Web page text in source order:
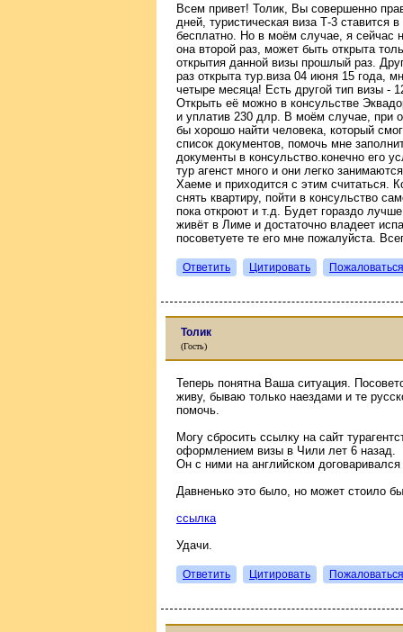
Всем привет! Толик, Вы совершенно
дней, туристическая виза Т-3 ставится
бесплатно. Но в моём случае, я сейчас
она второй раз, может быть открыта
открытия данной визы прошлый раз.
раз открыта тур.виза 04 июня 15 года,
четыре месяца! Есть другой тип визы -
Открыть её можно в консульстве
и уплатив 230 длр. В моём случае, при
бы хорошо найти человека, который
список документов, помочь мне
документы в консульство.конечно его
тур агенст много и они легко
Хаеме и приходится с этим считаться.
снять квартиру, пойти в консульство
пока откроют и т.д. Будет гораздо
живёт в Лиме и достаточно владеет
посоветуете те его мне пожалуйста.
Ответить Цитировать Пожаловаться
Толик
(Гость)
Теперь понятна Ваша ситуация.
живу, бываю только наездами и те
помочь.
Могу сбросить ссылку на сайт
оформлением визы в Чили лет 6 назад.
Он с ними на английском договаривался
Давненько это было, но может стоило
ссылка
Удачи.
Ответить Цитировать Пожаловаться